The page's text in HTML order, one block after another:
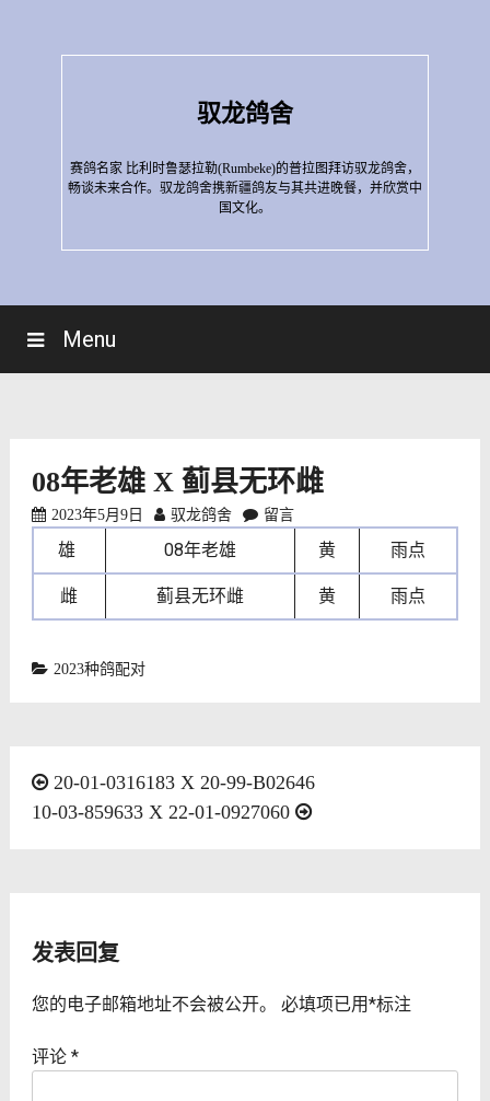
驭龙鸽舍
赛鸽名家 比利时鲁瑟拉勒(Rumbeke)的普拉图拜访驭龙鸽舍，
畅谈未来合作。驭龙鸽舍携新疆鸽友与其共进晚餐，并欣赏中
国文化。
Menu
08年老雄 X 蓟县无环雌
2023年5月9日 驭龙鸽舍 留言
雄 08年老雄 黄 雨点
雌 蓟县无环雌 黄 雨点
2023种鸽配对
文20-01-0316183 X 20-99-B02646
10-03-859633 X 22-01-0927060
发表回复
您的电子邮箱地址不会被公开。 必填项已用*标注
评论 *